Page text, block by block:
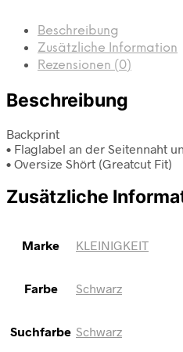
Beschreibung
Zusätzliche Information
Rezensionen (0)
Beschreibung
Backprint
• Flaglabel an der Seitennaht
• Oversize Shört (Greatcut Fit)
Zusätzliche
Marke KLEINIGKEIT
Farbe Schwarz
Suchfarbe Schwarz